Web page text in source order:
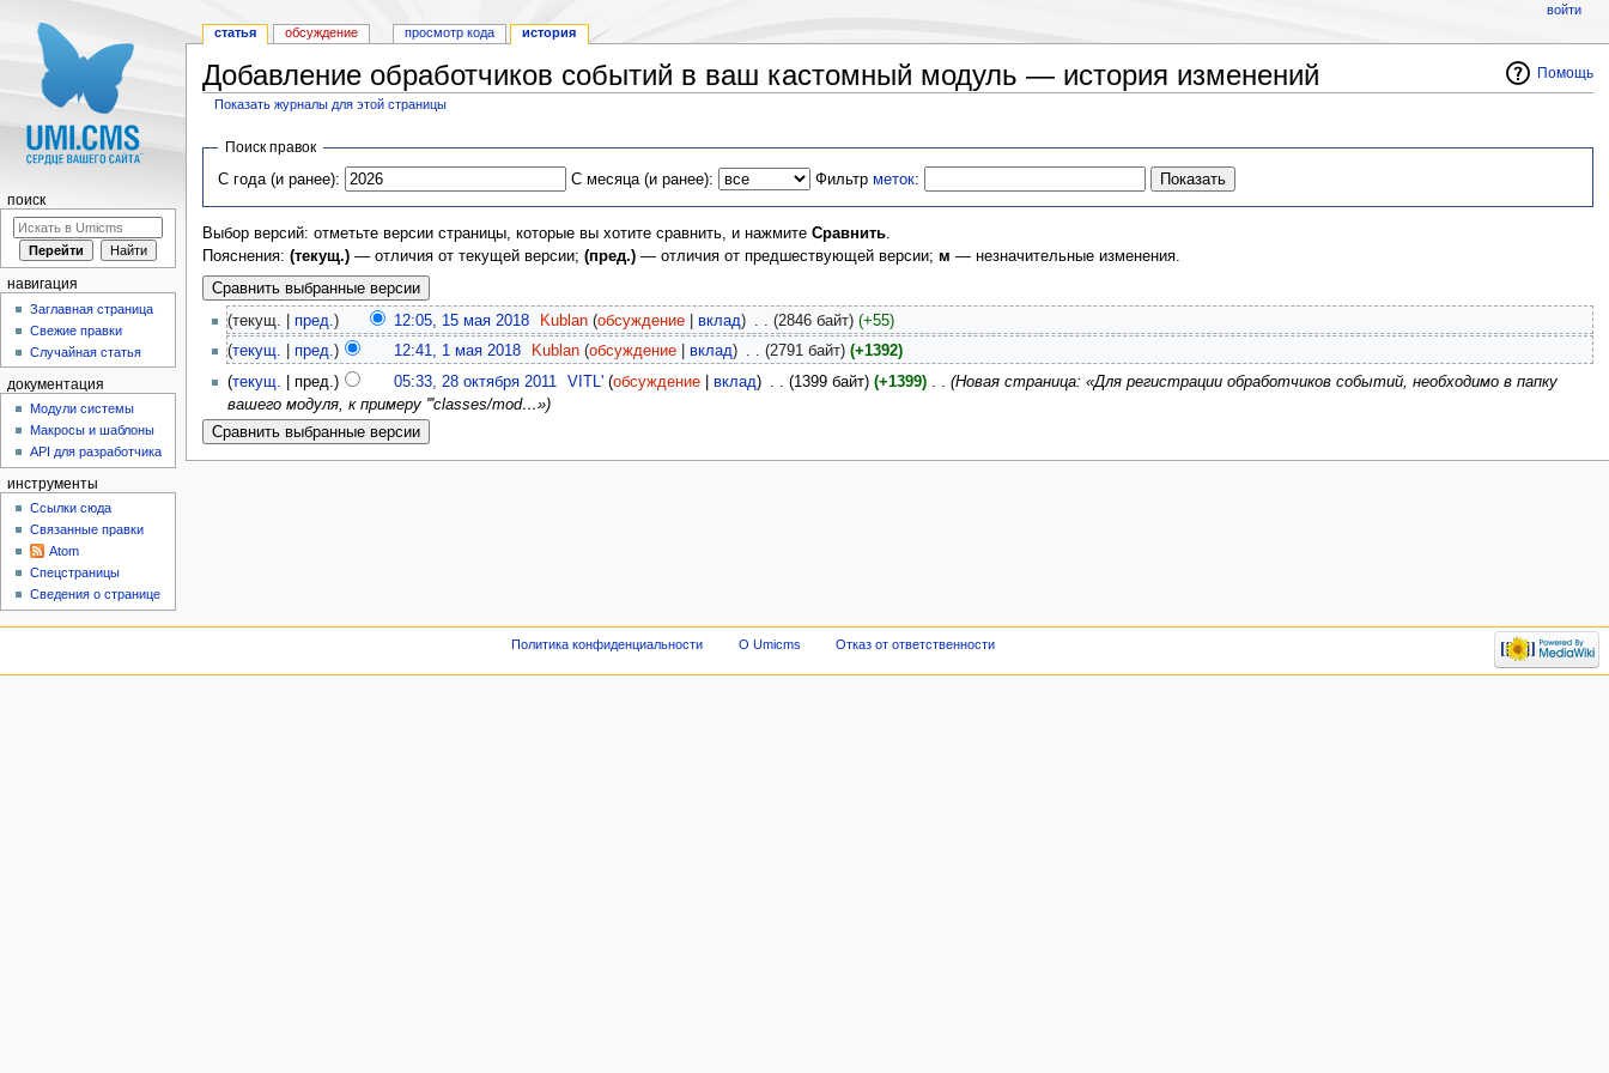
Помощь
Добавление обработчиков событий в ваш кастомный модуль — история изменений
Показать журналы для этой страницы
Поиск правок
С года (и ранее):
С месяца (и ранее): Фильтрметок:
Выбор версий: отметьте версии страницы, которые вы хотите сравнить, и нажмите Сравнить.
Пояснения: (текущ.)— отличия от текущей версии; (пред.)— отличия от предшествующей версии; м — незначительные изменения.
(текущ. | пред.) 12:05, 15 мая 2018‎ Kublan (обсуждение |вклад) . . (2846 байт) (+55)
(текущ. пред.) 12:41, 1 мая 2018‎ Kublan (обсуждение |вклад) . . (2791 байт) (+1392)
(текущ. | пред.) 05:33, 28 октября 2011 VITL' (обсуждение |вклад) (1399 байт) (+1399)‎
(Новая страница: «Для регистрации обработчиков событий, необходимо в папку
вашего модуля, к примеру '''classes/mod…»)
статья обсуждение просмотр кода история
войти
поиск
навигация
Заглавная страница
Свежие правки
Случайная статья
документация
Модули системы
Макросы и шаблоны
API для разработчика
инструменты
Ссылки сюда
Связанные правки
Atom
Спецстраницы
Сведения о странице
Политика конфиденциальности О Umicms Отказ от ответственности